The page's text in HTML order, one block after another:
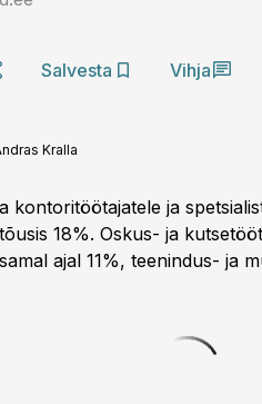
Salvesta Vihja
Kralla
kontoritöötajatele ja
18%. Oskus- ja
ajal 11%, teenindus- ja